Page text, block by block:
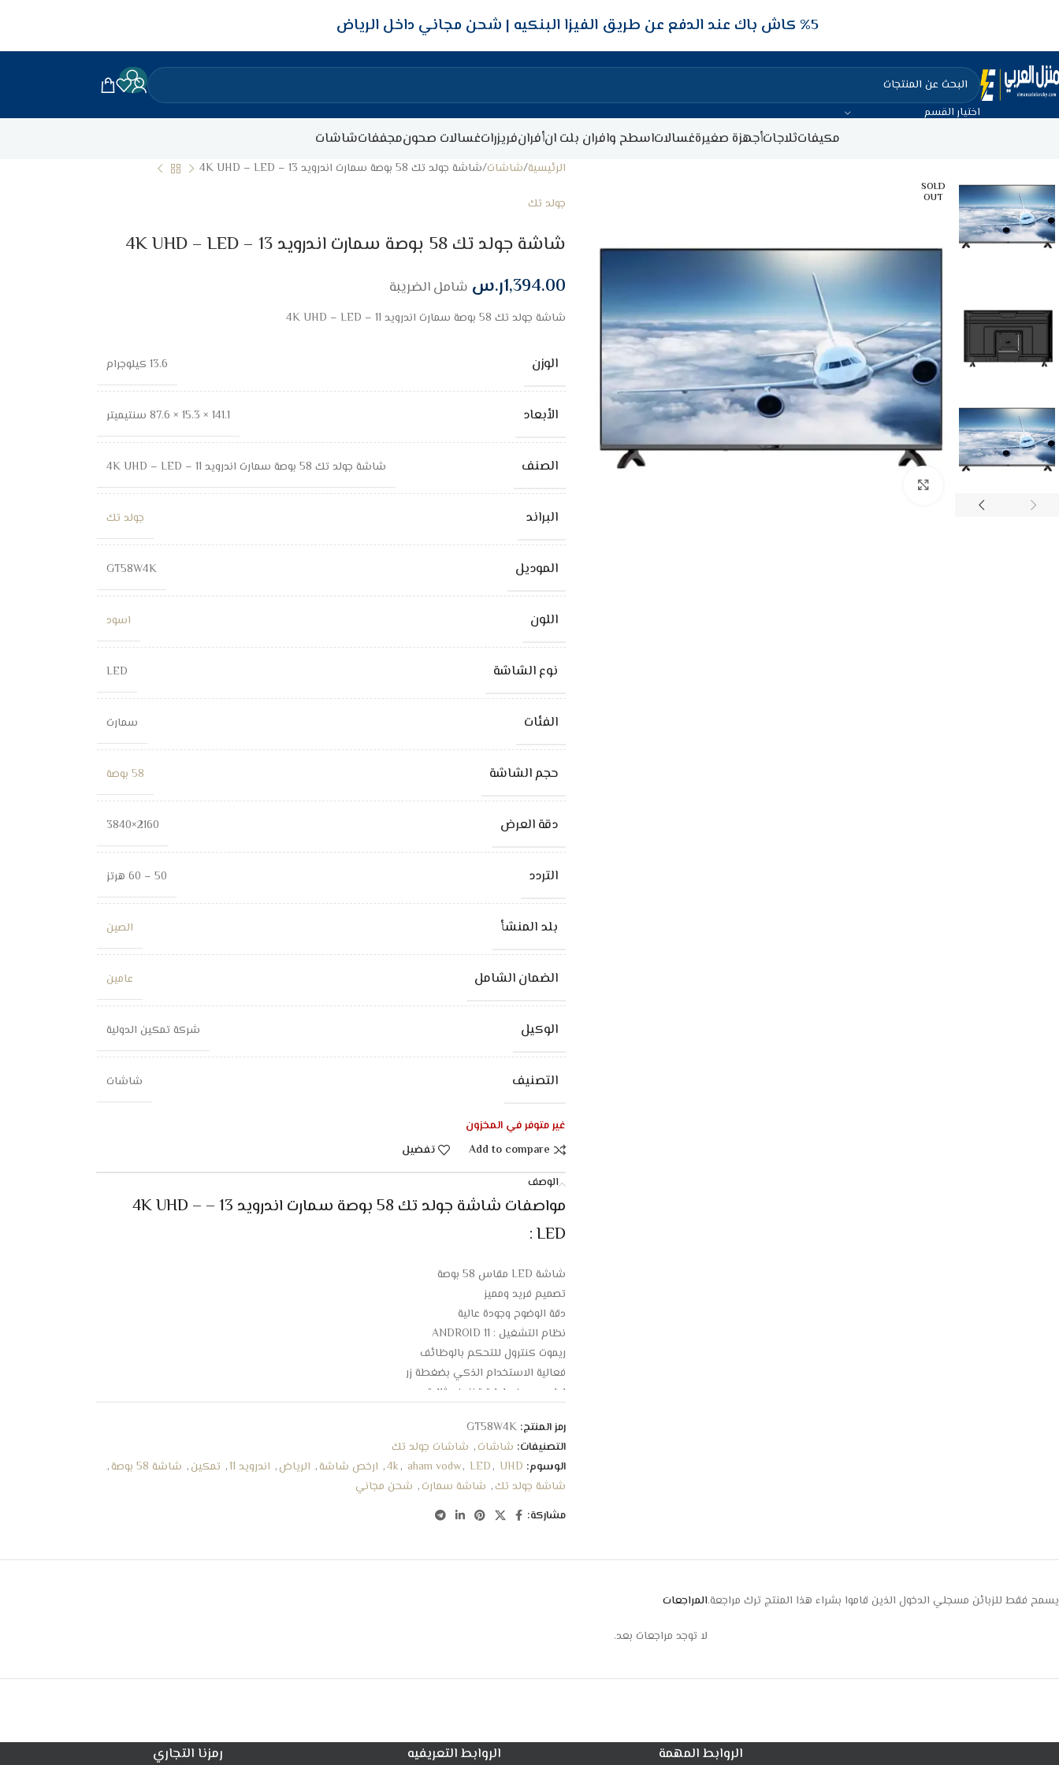
5‎% كاش باك عند الدفع عن طريق الفيزا البنكيه شحن مجاني داخل الرياض
اختيار القسم
مكيفاتثلاجاتأجهزة صغيرةغسالاتاسطح وافران بلت انأفرانفريزراتغسالات صحونمجففاتشاشات
SOLD
OUT
الرئيسية شاشات شاشة جولد تك 58 بوصة سمارت اندرويد 13 – 4K UHD – LED
جولد تك
شاشة جولد تك 58 بوصة سمارت اندرويد 13 – 4K UHD – LED
1,394.00ر.س شامل الضريبة
شاشة جولد تك 58 بوصة سمارت اندرويد 11 – 4K UHD – LED
الوزن 13.6 كيلوجرام
الأبعاد 141.1 × 15.3 × 87.6 سنتيميتر
الصنف شاشة جولد تك 58 بوصة سمارت اندرويد 11 – 4K UHD – LED
البراند جولد تك
الموديل GT58W4K
اللون اسود
نوع الشاشة LED
الفئات سمارت
حجم الشاشة 58 بوصة
دقة العرض 2160×3840
التردد 50 – 60 هرتز
بلد المنشأ الصين
الضمان الشامل عامين
الوكيل شركة تمكين الدولية
التصنيف شاشات
غير متوفر في المخزون
Add to compare
تفضيل
الوصف
مواصفات شاشة جولد تك 58 بوصة سمارت اندرويد 13 – 4K UHD –
LED :
شاشة LED مقاس 58 بوصة
تصميم فريد ومميز
دقة الوضوح وجودة عالية
نظام التشغيل : ANDROID 11
ريموت كنترول للتحكم بالوظائف
فعالية الاستخدام الذكي بضغطة زر
اداء محسن وادارة تخزين مثالية
تحميل التطبيقات من منصة GOOGEL PLAY
نقاء الصوت بقوة صوت للسماعه الواحدة 10 وات
USB : عدد 2
HDMI : عدد 3
مزودة بمخرج VEGA
رمز المنتج: GT58W4K
التصنيفات: شاشات, شاشات جولد تك
الوسوم:
4k, aham vodw, LED, UHD
, ارخص شاشة, الرياض, اندرويد 11 , تمكين, شاشة 58 بوصة
,
شاشة جولد تك, شاشة سمارت, شحن مجاني
مشاركة:
المراجعات
لا توجد مراجعات بعد.
يسمح فقط للزبائن مسجلي الدخول الذين قاموا بشراء هذا المنتج ترك مراجعة.
الروابط المهمة الروابط التعريفيه رمزنا التجاري